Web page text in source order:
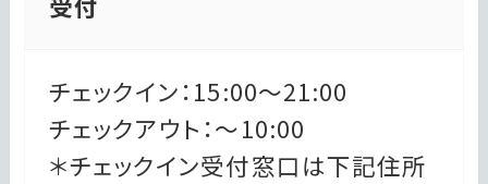
チェックイン：15:00～21:00
チェックアウト：～10:00
＊チェックイン受付窓口は下記住所